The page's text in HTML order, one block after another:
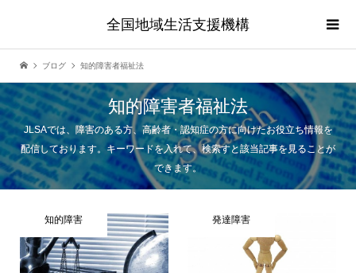
全国地域生活支援機構
ブログ 知的障害者福祉法
知的障害者福祉法
JLSAでは、障害のある方、高齢者・認知症の方に向けたお役立ち情報を
配信しております。キーワードを入れて、検索すと該当記事を見ることが
できます。
知的障害 発達障害